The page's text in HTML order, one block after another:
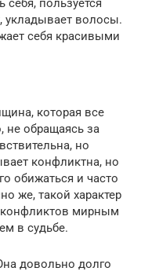
пользуется
укладывает волосы.
себя красивыми
которая все
не обращаясь за
но
конфликтна, но
обижаться и часто
же, такой характер
конфликтов мирным
в судьбе.
довольно долго